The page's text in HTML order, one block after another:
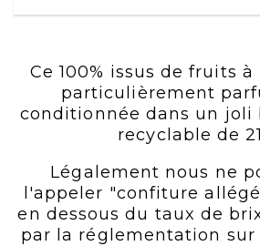
Ce 100% issus de fruits à
particulièrement
conditionnée dans un joli
recyclable de
Légalement nous ne
l'appeler "confiture
en dessous du taux de
par la réglementation sur